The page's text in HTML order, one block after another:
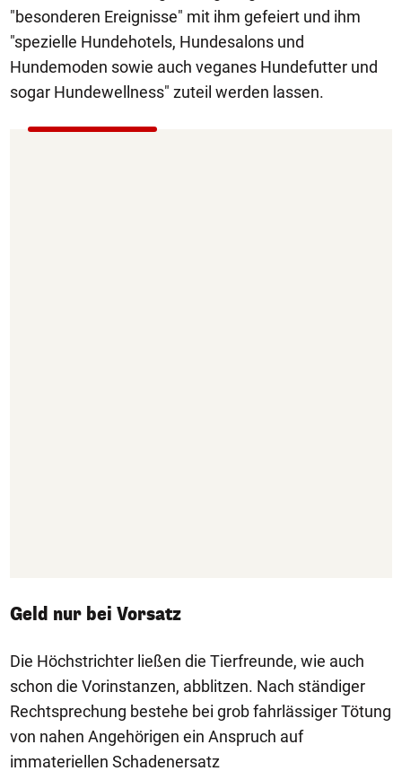
"besonderen Ereignisse" mit ihm gefeiert und ihm
"spezielle Hundehotels, Hundesalons und
Hundemoden sowie auch veganes Hundefutter und
sogar Hundewellness" zuteil werden lassen.
Geld nur bei Vorsatz
Die Höchstrichter ließen die Tierfreunde, wie auch
schon die Vorinstanzen, abblitzen. Nach ständiger
Rechtsprechung bestehe bei grob fahrlässiger Tötung
von nahen Angehörigen ein Anspruch auf
immateriellen Schadenersatz